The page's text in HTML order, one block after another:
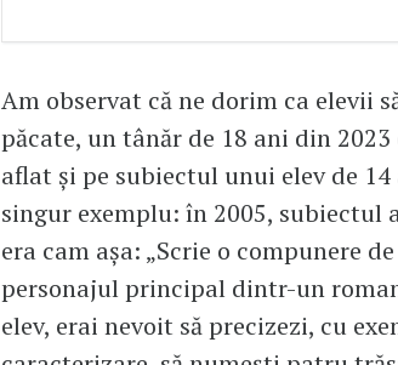
Am observat că ne dorim ca elevii
păcate, un tânăr de 18 ani din
aflat și pe subiectul unui elev de
singur exemplu: în 2005, subiectul
era cam așa: „Scrie o compunere
personajul principal dintr-un
elev, erai nevoit să precizezi, cu